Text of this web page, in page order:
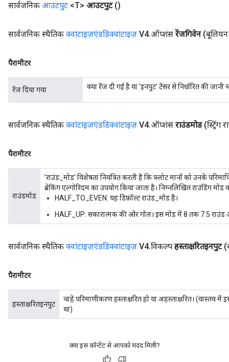
सार्वजनिक आउटपुट <T> आउटपुट ()
सार्वजनिक स्थैतिक क्वांटाइज़एंडडिक्वांटाइज़ V4.ऑप्शंस रेंजगिवेन
पैरामीटर
रेंज दिया गया क्या रेंज दी गई है या 'इनपुट' टेंसर से निर्धारित की जानी
सार्वजनिक स्थैतिक क्वांटाइज़एंडडिक्वांटाइज़ V4.ऑप्शंस राउंडमोड (स्ट्रिंग
पैरामीटर
राउंडमोड
'राउंड_मोड' विशेषता नियंत्रित करती है कि फ्लोट मानों को उनके
ब्रेकिंग एल्गोरिदम का उपयोग किया जाता है। निम्नलिखित राउंडिंग मोड
HALF_TO_EVEN: यह डिफ़ॉल्ट राउंड_मोड है।
HALF_UP: सकारात्मक की ओर गोल। इस मोड में 8 तक 7.5 राउंड
सार्वजनिक स्थैतिक क्वांटाइज़एंडडिक्वांटाइज़ V4.विकल्प हस्ताक्षरितइनपुट
पैरामीटर
हस्ताक्षरितइनपुट
चाहे परिमाणीकरण हस्ताक्षरित हो या अहस्ताक्षरित। (वास्तव में
था)
क्या इस कॉन्टेंट से आपको मदद मिली?